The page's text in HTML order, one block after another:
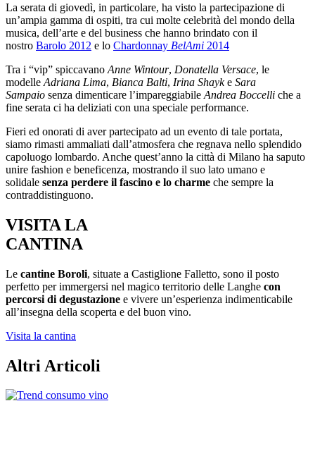
La serata di giovedì, in particolare, ha visto la partecipazione di
un’ampia gamma di ospiti, tra cui molte celebrità del mondo della
musica, dell’arte e del business che hanno brindato con il
nostro Barolo 2012 e lo Chardonnay BelAmi 2014
Tra i “vip” spiccavano Anne Wintour, Donatella Versace, le
modelle Adriana Lima, Bianca Balti, Irina Shayke Sara
Sampaio senza dimenticare l’impareggiabile Andrea Boccelli che a
fine serata ci ha deliziati con una speciale performance.
Fieri ed onorati di aver partecipato ad un evento di tale portata,
siamo rimasti ammaliati dall’atmosfera che regnava nello splendido
capoluogo lombardo. Anche quest’anno la città di Milano ha saputo
unire fashion e beneficenza, mostrando il suo lato umano e
solidale senza perdere il fascino e lo charme che sempre la
contraddistinguono.
VISITA LA
CANTINA
Le cantine Boroli, situate a Castiglione Falletto, sono il posto
perfetto per immergersi nel magico territorio delle Langhe con
percorsi di degustazione e vivere un’esperienza indimenticabile
all’insegna della scoperta e del buon vino.
Visita la cantina
Altri Articoli